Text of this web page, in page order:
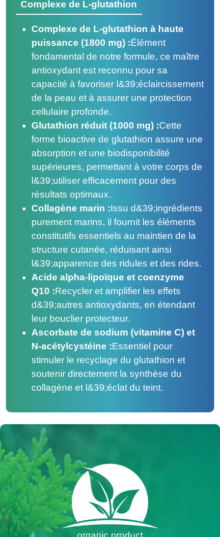
Complexe de L-glutathion
Complexe de L-glutathion à haute
puissance (1800 mg) :Élément
fondamental de notre formule, ce maître
antioxydant est reconnu pour sa
capacité à favoriser l&39;éclaircissement
de la peau et à assurer une protection
cellulaire profonde.
Glutathion réduit (1000 mg) :Cette
forme bioactive de glutathion assure une
absorption et une biodisponibilité
supérieures, permettant à votre corps de
l&39;utiliser efficacement pour des
résultats optimaux.
Collagène marin :Issu d&39;ingrédients
purement marins, il fournit les éléments
constitutifs essentiels au maintien de la
structure cutanée, réduisant ainsi
l&39;apparence des ridules et des rides.
Acide alpha-lipoïque et coenzyme
Q10 :Recycler et amplifier les effets
d&39;autres antioxydants, en étendant
leur bouclier protecteur.
Ascorbate de sodium (vitamine C) et
N-acétylcystéine :Essentiel pour
stimuler le recyclage du glutathion et
soutenir directement la synthèse du
collagène et l&39;éclat du teint.